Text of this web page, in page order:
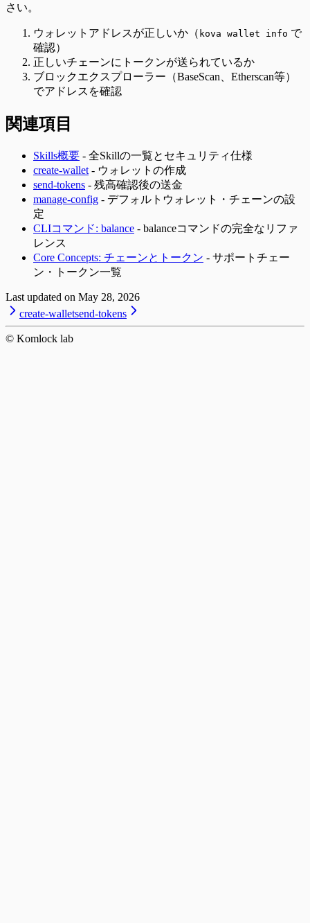
さい。
ウォレットアドレスが正しいか（ kova wallet info で
確認）
正しいチェーンにトークンが送られているか
ブロックエクスプローラー（BaseScan、Etherscan等）
でアドレスを確認
関連項目
Skills概要 - 全Skillの一覧とセキュリティ仕様
create-wallet - ウォレットの作成
send-tokens - 残高確認後の送金
manage-config - デフォルトウォレット・チェーンの設
定
CLIコマンド: balance - balanceコマンドの完全なリファ
レンス
Core Concepts: チェーンとトークン - サポートチェー
ン・トークン一覧
Last updated on May 28, 2026
create-walletsend-tokens
© Komlock lab